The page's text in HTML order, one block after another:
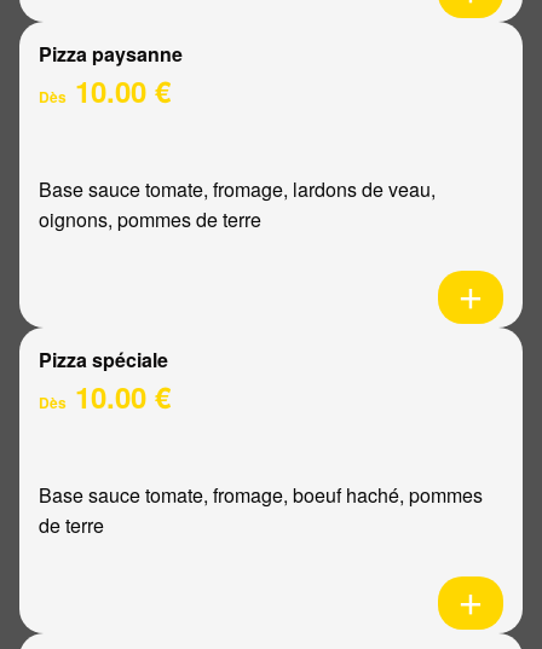
Pizza paysanne
Dès 10.00 €
Base sauce tomate, fromage, lardons de veau,
oignons, pommes de terre
Pizza spéciale
Dès 10.00 €
Base sauce tomate, fromage, boeuf haché, pommes
de terre